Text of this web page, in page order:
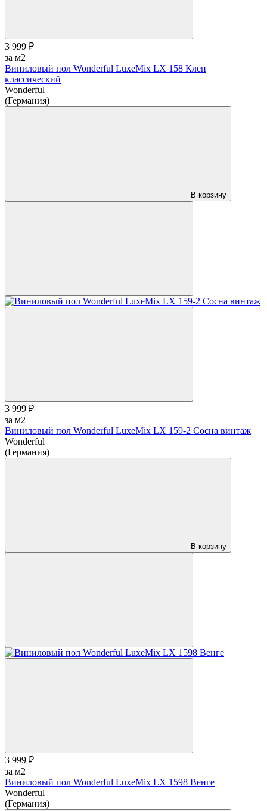
3 999 ₽
за м2
Виниловый пол Wonderful LuxeMix LX 158 Клён
классический
Wonderful
(Германия)
В корзину
3 999 ₽
за м2
Виниловый пол Wonderful LuxeMix LX 159-2 Сосна винтаж
Wonderful
(Германия)
В корзину
3 999 ₽
за м2
Виниловый пол Wonderful LuxeMix LX 1598 Венге
Wonderful
(Германия)